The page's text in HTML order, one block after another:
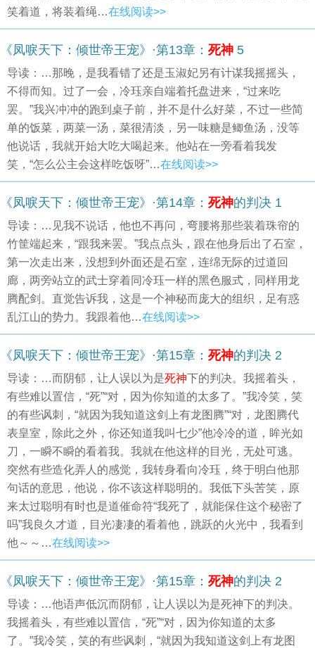
笑着道，将装着绳…在线阅读>>
《凤唳天下：倾世帝王宠》·第13章： 死神 5
导读：…那晚，是我看错了还是玉淑妃另有计谋我摇摇头，
不得而知。过了一会，冷珏亲自端着托盘进来，“过来吃
罢。”我兴冲冲的跑到桌子前，并不是什么好菜，不过一些简
单的饭菜，两菜一汤，菜很清淡，另一味糖是鲫鱼汤，没等
他说话，我就开始大吃大喝起来。他站在一旁看着我发
笑，“怎么公主会这样吃饭呀”…在线阅读>>
《凤唳天下：倾世帝王宠》·第14章： 死神的判决 1
导读：…见我不说话，他也不再问，弯腰将那些装着珠帘的
竹筐端起来，“跟我来罢。”我点点头，跟在他身后出了石室，
第一次走出来，没想到外面还是石室，连绵无际的过道回
廊，两旁站立的武士穿着同冷珏一样的黑色服式，同样用龙
腾配剑。直觉告诉我，这是一个神秘而庞大的组织，足有惑
乱江山的势力。我跟着他…在线阅读>>
《凤唳天下：倾世帝王宠》·第15章： 死神的判决 2
导读：…而阴郁，让人误以为是死神下的判决。我摇着头，
有些难以置信，“死”“对，因为你知道的太多了。”我冷笑，笑
的有些讽刺，“就因为我知道这剑上有龙图腾”“对，龙图腾代
表皇室，除此之外，你还知道我叫七少”他冷冷的道，眸光如
刀，一瞬不瞬的看着我。我就在他这样的目光，无处可逃。
突然有些造化弄人的感觉，我转身看向冷珏，终于明白他那
句话的意思，他说，你不该这样聪明的。我低下头苦笑，原
来太过聪明有时也是道催命符“我死了，就能保住这个秘密了
吗”我良久才道，目光凄凄的看着他，跳跃的火光中，我看到
他～～…在线阅读>>
《凤唳天下：倾世帝王宠》·第15章： 死神的判决 2
导读：…他语声低沉而阴郁，让人误以为是死神下的判决。
我摇着头，有些难以置信，“死”“对，因为你知道的太多
了。”我冷笑，笑的有些讽刺，“就因为我知道这剑上有龙图